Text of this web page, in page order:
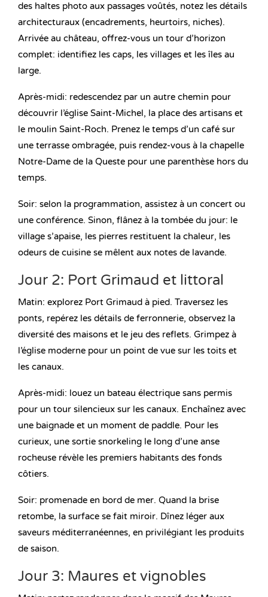
des haltes photo aux passages voûtés, notez les détails
architecturaux (encadrements, heurtoirs, niches).
Arrivée au château, offrez-vous un tour d’horizon
complet: identifiez les caps, les villages et les îles au
large.
Après-midi: redescendez par un autre chemin pour
découvrir l’église Saint-Michel, la place des artisans et
le moulin Saint-Roch. Prenez le temps d’un café sur
une terrasse ombragée, puis rendez-vous à la chapelle
Notre-Dame de la Queste pour une parenthèse hors du
temps.
Soir: selon la programmation, assistez à un concert ou
une conférence. Sinon, flânez à la tombée du jour: le
village s’apaise, les pierres restituent la chaleur, les
odeurs de cuisine se mêlent aux notes de lavande.
Jour 2: Port Grimaud et littoral
Matin: explorez Port Grimaud à pied. Traversez les
ponts, repérez les détails de ferronnerie, observez la
diversité des maisons et le jeu des reflets. Grimpez à
l’église moderne pour un point de vue sur les toits et
les canaux.
Après-midi: louez un bateau électrique sans permis
pour un tour silencieux sur les canaux. Enchaînez avec
une baignade et un moment de paddle. Pour les
curieux, une sortie snorkeling le long d’une anse
rocheuse révèle les premiers habitants des fonds
côtiers.
Soir: promenade en bord de mer. Quand la brise
retombe, la surface se fait miroir. Dînez léger aux
saveurs méditerranéennes, en privilégiant les produits
de saison.
Jour 3: Maures et vignobles